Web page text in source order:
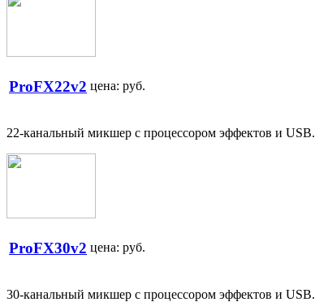
ProFX22v2 цена: руб.
22-канальный микшер с процессором эффектов и USB.
ProFX30v2 цена: руб.
30-канальный микшер с процессором эффектов и USB.